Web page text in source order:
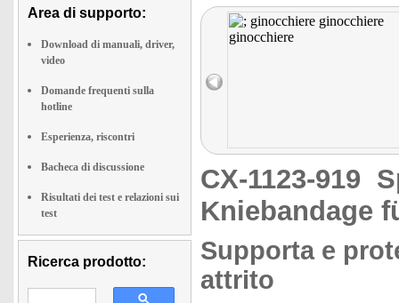
Area di supporto:
Download di manuali, driver,
video
Domande frequenti sulla
hotline
Esperienza, riscontri
Bacheca di discussione
Risultati dei test e relazioni sui
test
Ricerca prodotto:
CX-1123-919
Kniebandage
Supporta e
attrito